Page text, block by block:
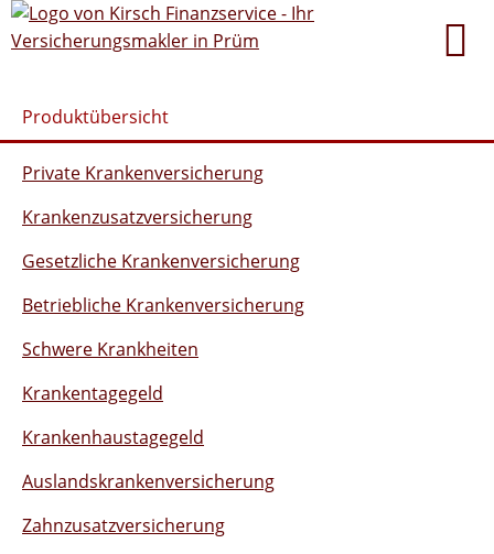
Produktübersicht
Private Krankenversicherung
Krankenzusatzversicherung
Gesetzliche Krankenversicherung
Betriebliche Krankenversicherung
Schwere Krankheiten
Krankentagegeld
Krankenhaustagegeld
Auslandskrankenversicherung
Zahnzusatzversicherung